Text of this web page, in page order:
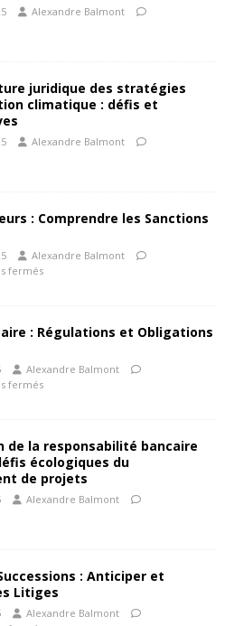
Alexandre Balmont
juridique des stratégies
climatique : défis et
Alexandre Balmont
: Comprendre les Sanctions
Alexandre Balmont
fermés
: Régulations et Obligations
Alexandre Balmont
fermés
de la responsabilité bancaire
écologiques du
de projets
Alexandre Balmont
: Anticiper et
Litiges
Alexandre Balmont